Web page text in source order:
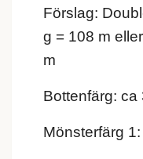
Förslag:
g = 108 m
m
Bottenfärg: ca
Mönsterfärg